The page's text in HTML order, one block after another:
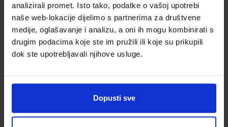
analizirali promet. Isto tako, podatke o vašoj upotrebi
naše web-lokacije dijelimo s partnerima za društvene
medije, oglašavanje i analizu, a oni ih mogu kombinirati s
drugim podacima koje ste im pružili ili koje su prikupili
dok ste upotrebljavali njihove usluge.
Dopusti sve
170,77 € 208,44 €